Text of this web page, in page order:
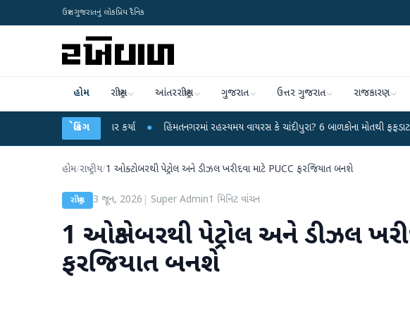
ઉત્તર ગુજરાતનું લોકપ્રિય દૈનિક
હોમ રાષ્ટ્રીય આંતરરાષ્ટ્રીય ગુજરાત ઉત્તર ગુજરાત રાજકારણ
બ્રેકિંગ
પર પ્રહાર કર્યા ● હિંમતનગરમાં રહસ્યમય વાયરસ કે ચાંદીપુરા? 6 બાળકોના મોતથી ફફડાટ ● હવામાન
હોમ/રાષ્ટ્રીય/1 ઓક્ટોબરથી પેટ્રોલ અને ડીઝલ ખરીદવા માટે PUCC ફરજિયાત બનશે
રાષ્ટ્રીય 3 જૂન, 2026 Super Admin1 મિનિટ વાંચન
1 ઓક્ટોબરથી પેટ્રોલ અને ડીઝલ
ફરજિયાત બનશે